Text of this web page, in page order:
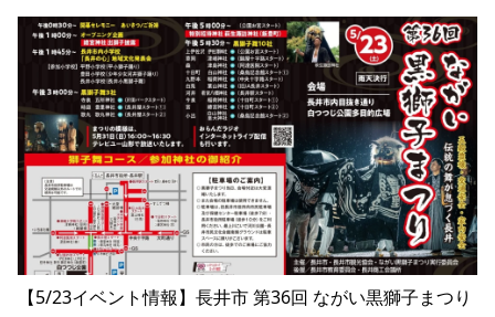
【5/23イベント情報】長井市 第36回 ながい黒獅子まつり